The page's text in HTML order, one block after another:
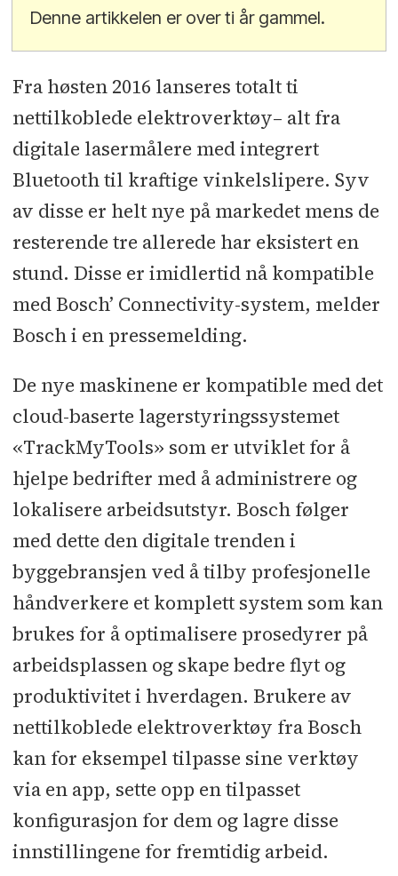
Denne artikkelen er over ti år gammel.
Fra høsten 2016 lanseres totalt ti
nettilkoblede elektroverktøy– alt fra
digitale lasermålere med integrert
Bluetooth til kraftige vinkelslipere. Syv
av disse er helt nye på markedet mens de
resterende tre allerede har eksistert en
stund. Disse er imidlertid nå kompatible
med Bosch’ Connectivity-system, melder
Bosch i en pressemelding.
De nye maskinene er kompatible med det
cloud-baserte lagerstyringssystemet
«TrackMyTools» som er utviklet for å
hjelpe bedrifter med å administrere og
lokalisere arbeidsutstyr. Bosch følger
med dette den digitale trenden i
byggebransjen ved å tilby profesjonelle
håndverkere et komplett system som kan
brukes for å optimalisere prosedyrer på
arbeidsplassen og skape bedre flyt og
produktivitet i hverdagen. Brukere av
nettilkoblede elektroverktøy fra Bosch
kan for eksempel tilpasse sine verktøy
via en app, sette opp en tilpasset
konfigurasjon for dem og lagre disse
innstillingene for fremtidig arbeid.